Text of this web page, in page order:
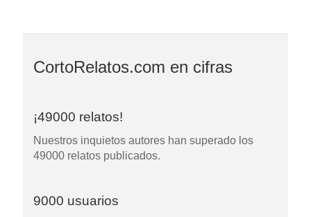
CortoRelatos.com en cifras
¡49000 relatos!
Nuestros inquietos autores han superado los
49000 relatos publicados.
9000 usuarios